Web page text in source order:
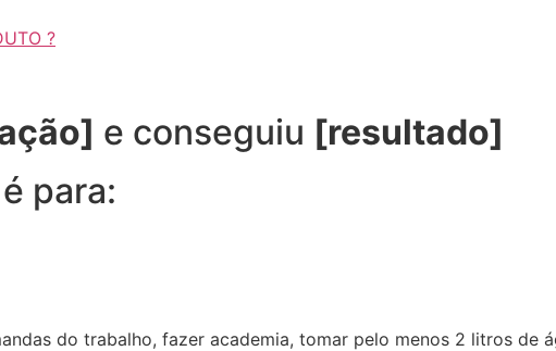
?
e conseguiu [resultado]
é para:
do trabalho, fazer academia, tomar pelo menos 2 litros de